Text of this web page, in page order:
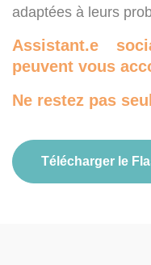
adaptées à leurs
Assistant.e
peuvent vous
Ne restez pas
Télécharger le